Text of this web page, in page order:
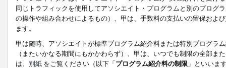
同じトラフィックを使用してアソシエイト・プログラムと別のプログ
の操作や組み合わせによるもの）、甲は、手数料の支払いの留保およ
ます。
甲は随時、アソシエイトが標準プログラム紹介料または特別プログラ
（またいかなる期間にもかかわらず）、甲は、いつでも制限の全部
は、 別紙 をご覧ください（以下「プログラム紹介料の制限 」といいま